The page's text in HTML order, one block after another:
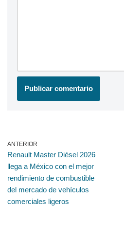
ANTERIOR
Renault Master Diésel 2026
llega a México con el mejor
rendimiento de combustible
del mercado de vehículos
comerciales ligeros